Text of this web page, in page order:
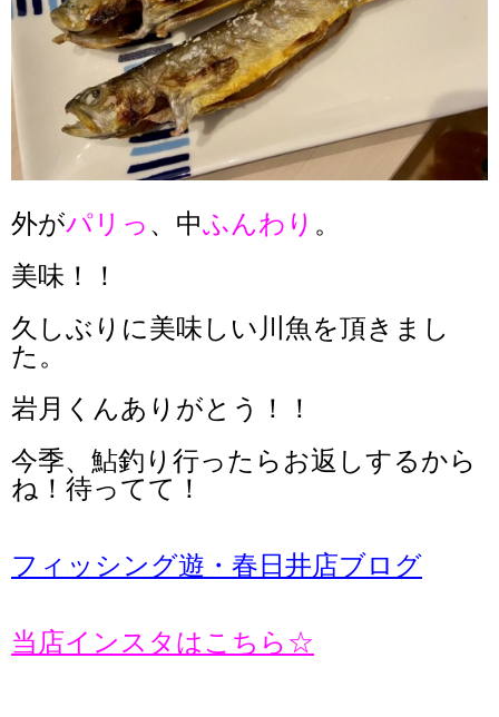
外がパリっ 、中ふんわり 。
美味！！
久しぶりに美味しい川魚を頂きまし
た。
岩月くんありがとう！！
今季、鮎釣り行ったらお返しするから
ね！待ってて！
フィッシング遊・春日井店ブログ
当店インスタはこちら☆